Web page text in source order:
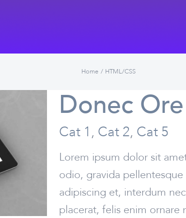
Home HTML/CSS
Donec
Cat 1 , Cat 2, Cat 5
Lorem ipsum dolor sit
odio, gravida
adipiscing et, interdum
placerat, felis enim ornare